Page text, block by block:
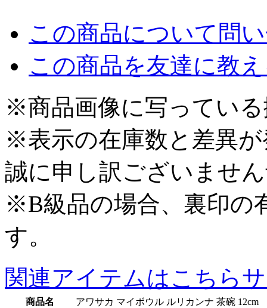
この商品について問
この商品を友達に教
※商品画像に写ってい
※表示の在庫数と差異
誠に申し訳ございませ
※B級品の場合、裏印の
す。
関連アイテムはこちら
商品名
アワサカ マイボウル ルリカンナ 茶碗 12cm